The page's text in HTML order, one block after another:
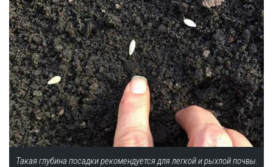
Такая глубина посадки рекомендуется для легкой и рыхлой почвы.